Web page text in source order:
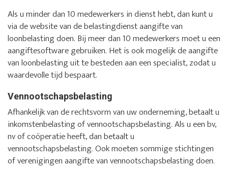
Als u minder dan 10 medewerkers in dienst hebt, dan kunt u
via de website van de belastingdienst aangifte van
loonbelasting doen. Bij meer dan 10 medewerkers moet u een
aangiftesoftware gebruiken. Het is ook mogelijk de aangifte
van loonbelasting uit te besteden aan een specialist, zodat u
waardevolle tijd bespaart.
Vennootschapsbelasting
Afhankelijk van de rechtsvorm van uw onderneming, betaalt u
inkomstenbelasting of vennootschapsbelasting. Als u een bv,
nv of coöperatie heeft, dan betaalt u
vennootschapsbelasting. Ook moeten sommige stichtingen
of verenigingen aangifte van vennootschapsbelasting doen.